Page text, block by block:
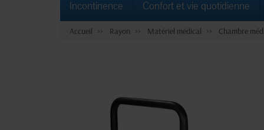
Incontinence Confort et vie quotidienne
Accueil Rayon Matériel médical Chambre